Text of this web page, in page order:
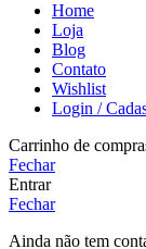
Home
Loja
Blog
Contato
Wishlist
Login /
Carrinho de
Fechar
Entrar
Fechar
Ainda não tem